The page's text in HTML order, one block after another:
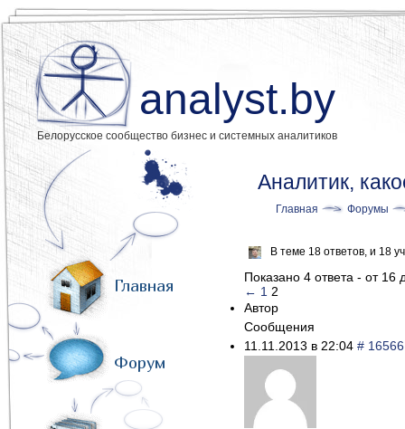
analyst.by
Белорусское сообщество бизнес и системных аналитиков
Главная
Форум
Аналитик,
Главная Форумы
В теме 18 ответов, и 18
Показано 4 ответа - от 16
← 1 2
Автор
Сообщения
11.11.2013 в 22:04 # 16566